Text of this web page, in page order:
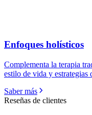
Enfoques holísticos
Complementa la terapia
estilo de vida y estrategias
Saber más
Reseñas de clientes